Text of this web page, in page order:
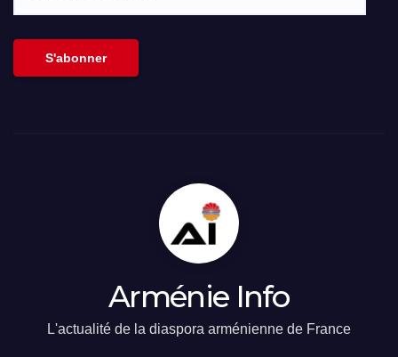
S'abonner
Arménie Info
L'actualité de la diaspora arménienne de France